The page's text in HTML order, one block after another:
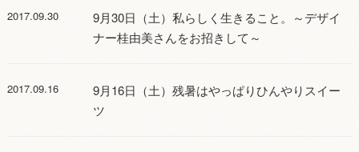
2017.09.30
9月30日（土）私らしく生きること。～デザイ
ナー桂由美さんをお招きして～
2017.09.16
9月16日（土）残暑はやっぱりひんやりスイー
ツ